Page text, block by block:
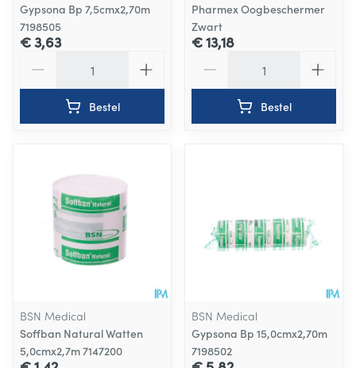
Gypsona Bp 7,5cmx2,70m
7198505
€ 3,63
Bestel
Pharmex Oogbeschermer
Zwart
€ 13,18
Bestel
BSN Medical
Soffban Natural Watten
5,0cmx2,7m 7147200
BSN Medical
Gypsona Bp 15,0cmx2,70m
7198502